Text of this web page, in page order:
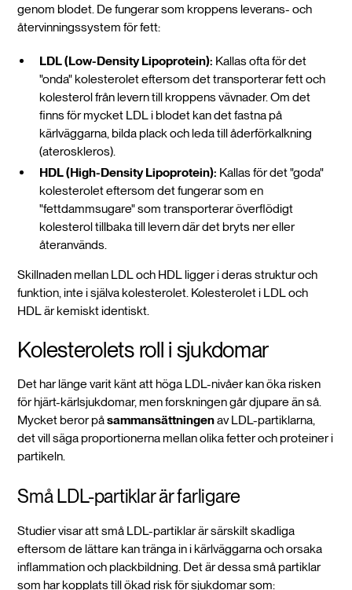
genom blodet. De fungerar som kroppens leverans- och
återvinningssystem för fett:
LDL (Low-Density Lipoprotein): Kallas ofta för det
"onda" kolesterolet eftersom det transporterar fett och
kolesterol från levern till kroppens vävnader. Om det
finns för mycket LDL i blodet kan det fastna på
kärlväggarna, bilda plack och leda till åderförkalkning
(ateroskleros).
HDL (High-Density Lipoprotein): Kallas för det "goda"
kolesterolet eftersom det fungerar som en
"fettdammsugare" som transporterar överflödigt
kolesterol tillbaka till levern där det bryts ner eller
återanvänds.
Skillnaden mellan LDL och HDL ligger i deras struktur och
funktion, inte i själva kolesterolet. Kolesterolet i LDL och
HDL är kemiskt identiskt.
Kolesterolets roll i sjukdomar
Det har länge varit känt att höga LDL-nivåer kan öka risken
för hjärt-kärlsjukdomar, men forskningen går djupare än så.
Mycket beror påsammansättningenav LDL-partiklarna,
det vill säga proportionerna mellan olika fetter och proteiner i
partikeln.
Små LDL-partiklar är farligare
Studier visar att små LDL-partiklar är särskilt skadliga
eftersom de lättare kan tränga in i kärlväggarna och orsaka
inflammation och plackbildning. Det är dessa små partiklar
som har kopplats till ökad risk för sjukdomar som: